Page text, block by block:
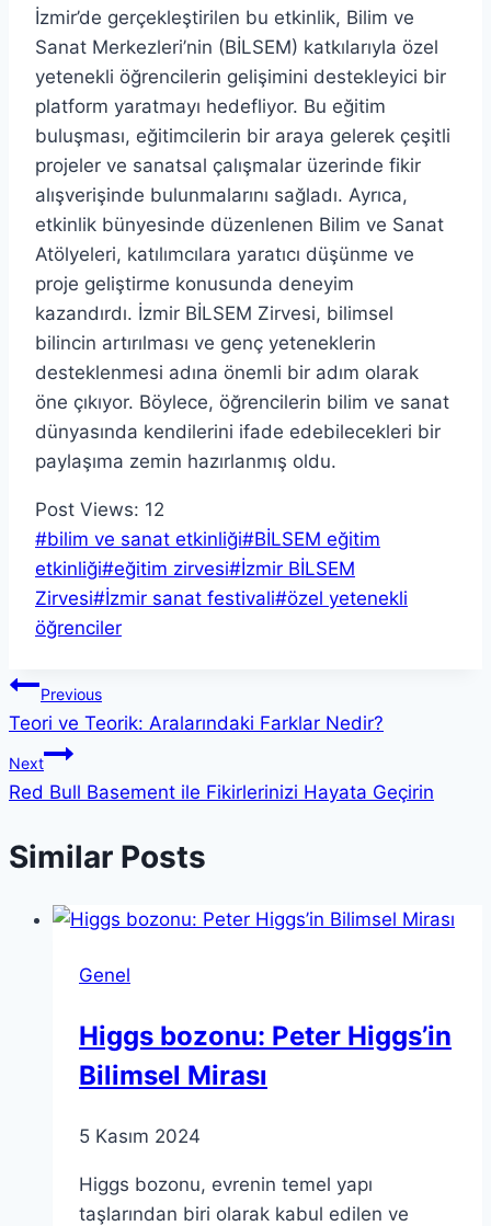
İzmir’de gerçekleştirilen bu etkinlik, Bilim ve
Sanat Merkezleri’nin (BİLSEM) katkılarıyla özel
yetenekli öğrencilerin gelişimini destekleyici bir
platform yaratmayı hedefliyor. Bu eğitim
buluşması, eğitimcilerin bir araya gelerek çeşitli
projeler ve sanatsal çalışmalar üzerinde fikir
alışverişinde bulunmalarını sağladı. Ayrıca,
etkinlik bünyesinde düzenlenen Bilim ve Sanat
Atölyeleri, katılımcılara yaratıcı düşünme ve
proje geliştirme konusunda deneyim
kazandırdı. İzmir BİLSEM Zirvesi, bilimsel
bilincin artırılması ve genç yeteneklerin
desteklenmesi adına önemli bir adım olarak
öne çıkıyor. Böylece, öğrencilerin bilim ve sanat
dünyasında kendilerini ifade edebilecekleri bir
paylaşıma zemin hazırlanmış oldu.
Post Views: 12
Post
Tags:
#bilim ve sanat etkinliği#BİLSEM eğitim
etkinliği#eğitim zirvesi#İzmir BİLSEM
Zirvesi#İzmir sanat festivali#özel yetenekli
öğrenciler
Yazı
gezinmesi
Previous
Teori ve Teorik: Aralarındaki Farklar Nedir?
Next
Red Bull Basement ile Fikirlerinizi Hayata Geçirin
Similar Posts
Genel
Higgs bozonu: Peter Higgs’in
Bilimsel Mirası
5 Kasım 2024
Higgs bozonu, evrenin temel yapı
taşlarından biri olarak kabul edilen ve